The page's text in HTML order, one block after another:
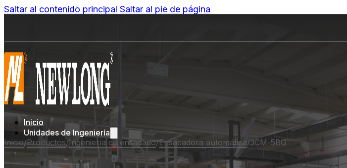
Saltar al contenido principal Saltar al pie de página
Inicio
Unidades de Ingeniería
Inicio/Productos/Ingeniería de ensacado/Ensacadora automática/3CM-5BG